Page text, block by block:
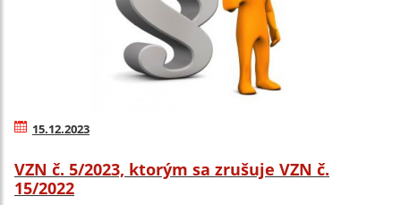
15.12.2023
VZN č. 5/2023, ktorým sa zrušuje VZN č.
15/2022